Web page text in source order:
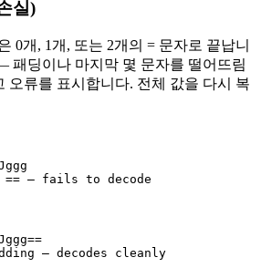
실)
0개, 1개, 또는 2개의 = 문자로 끝납니
패딩이나 마지막 몇 문자를 떨어뜨림
류를 표시합니다. 전체 값을 다시 복
— fails to decode
— decodes cleanly